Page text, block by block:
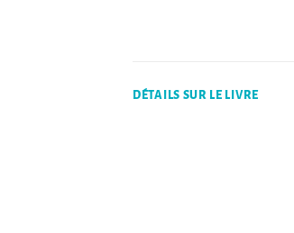
DÉTAILS SUR LE LIVRE